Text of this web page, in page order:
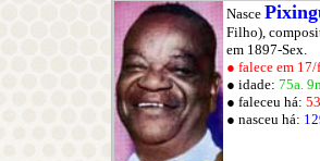
Nasce
Filho),
em 1897-Sex.
● falece em
● idade: 75a.
● faleceu há:
● nasceu há: